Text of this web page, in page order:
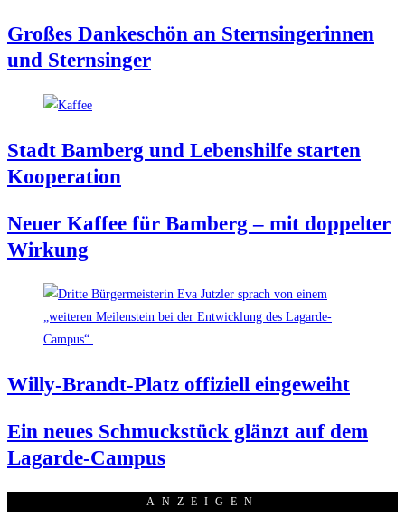
Gro­ßes Dan­ke­schön an Stern­sin­ge­rin­nen
und Sternsinger
Stadt Bam­berg und Lebens­hil­fe star­ten
Kooperation
Neu­er Kaf­fee für Bam­berg – mit dop­pel­ter
Wirkung
Wil­ly-Brandt-Platz offi­zi­ell eingeweiht
Ein neu­es Schmuck­stück glänzt auf dem
Lagarde-Campus
ANZEI­GEN